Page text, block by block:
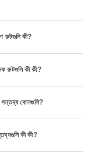
রুটগুলি কী?
রুটগুলি কী কী?
কোনগুলি?
কী কী?